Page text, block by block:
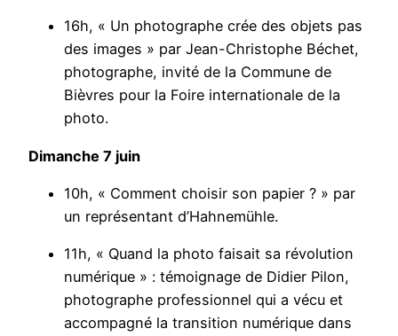
16h, « Un photographe crée des objets pas
des images » par Jean-Christophe Béchet,
photographe, invité de la Commune de
Bièvres pour la Foire internationale de la
photo.
Dimanche 7 juin
10h, « Comment choisir son papier ? » par
un représentant d’Hahnemühle.
11h, « Quand la photo faisait sa révolution
numérique » : témoignage de Didier Pilon,
photographe professionnel qui a vécu et
accompagné la transition numérique dans